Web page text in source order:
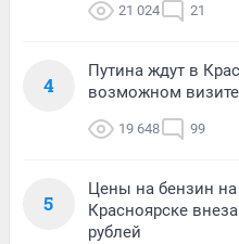
21 024 21
4
Путина ждут в
возможном
19 648 99
5
Цены на бензин на
Красноярске
рублей